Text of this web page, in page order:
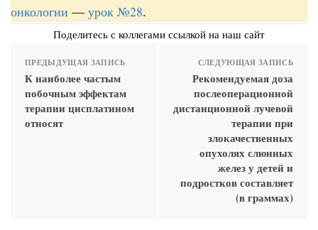
онкологии — урок №28.
Поделитесь с коллегами ссылкой на наш сайт
ПРЕДЫДУЩАЯ ЗАПИСЬ
К наиболее частым
побочным эффектам
терапии цисплатином
относят
СЛЕДУЮЩАЯ ЗАПИСЬ
Рекомендуемая доза
послеоперационной
дистанционной лучевой
терапии при
злокачественных
опухолях слюнных
желез у детей и
подростков составляет
(в граммах)